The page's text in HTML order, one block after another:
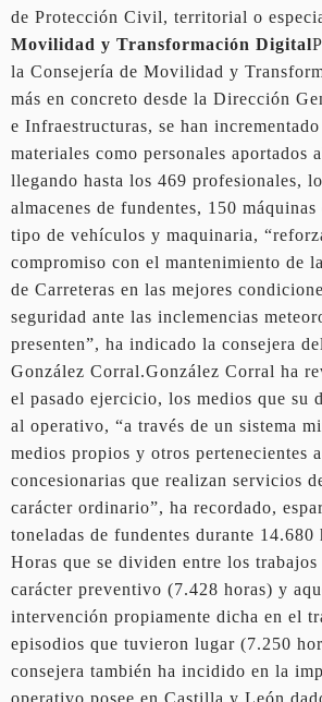
de Protección Civil, territorial o
Movilidad y Transformación Digital
la Consejería de Movilidad y
más en concreto desde la Dirección
e Infraestructuras, se han
materiales como personales aportados
llegando hasta los 469 profesionales,
almacenes de fundentes, 150
tipo de vehículos y maquinaria,
compromiso con el mantenimiento de
de Carreteras en las mejores
seguridad ante las inclemencias
presenten”, ha indicado la consejera
González Corral.González Corral ha
el pasado ejercicio, los medios que su
al operativo, “a través de un sistema
medios propios y otros pertenecientes
concesionarias que realizan servicios
carácter ordinario”, ha recordado,
toneladas de fundentes durante 14.680
Horas que se dividen entre los trabajos
carácter preventivo (7.428 horas) y
intervención propiamente dicha en el
episodios que tuvieron lugar
consejera también ha incidido en la
operativo posee en Castilla y León